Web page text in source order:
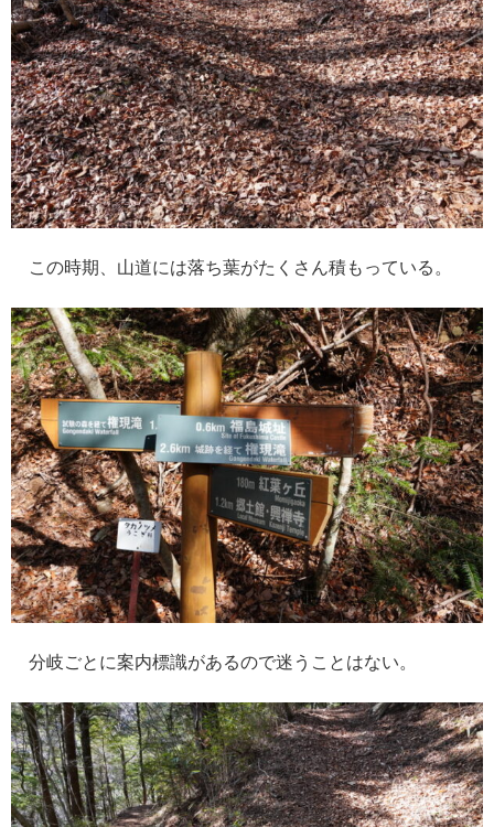
この時期、山道には落ち葉がたくさん積もっている。
分岐ごとに案内標識があるので迷うことはない。